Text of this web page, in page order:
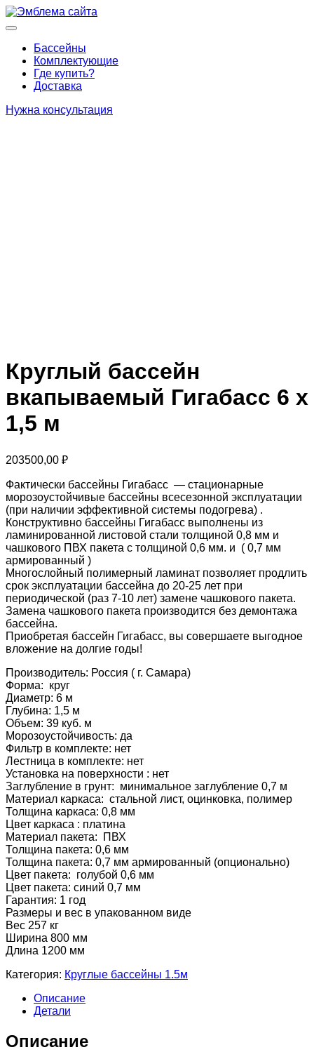
Перейти
к
Основное
Бассейны
Комплектующие
Где купить?
Доставка
Нужна консультация
Круглый бассейн
вкапываемый Гигабасс 6 х
1,5 м
203500,00 ₽
Фактически бассейны Гигабасс — стационарные
морозоустойчивые бассейны всесезонной эксплуатации
(при наличии эффективной системы подогрева) .
Конструктивно бассейны Гигабасс выполнены из
ламинированной листовой стали толщиной 0,8 мм и
чашкового ПВХ пакета с толщиной 0,6 мм. и ( 0,7 мм
армированный )
Многослойный полимерный ламинат позволяет продлить
срок эксплуатации бассейна до 20-25 лет при
периодической (раз 7-10 лет) замене чашкового пакета.
Замена чашкового пакета производится без демонтажа
бассейна.
Приобретая бассейн Гигабасс, вы совершаете выгодное
вложение на долгие годы!
Производитель: Россия ( г. Самара)
Форма: круг
Диаметр: 6 м
Глубина: 1,5 м
Объем: 39 куб. м
Морозоустойчивость: да
Фильтр в комплекте: нет
Лестница в комплекте: нет
Установка на поверхности : нет
Заглубление в грунт: минимальное заглубление 0,7 м
Материал каркаса: стальной лист, оцинковка, полимер
Толщина каркаса: 0,8 мм
Цвет каркаса : платина
Материал пакета: ПВХ
Толщина пакета: 0,6 мм
Толщина пакета: 0,7 мм армированный (опционально)
Цвет пакета: голубой 0,6 мм
Цвет пакета: синий 0,7 мм
Гарантия: 1 год
Размеры и вес в упакованном виде
Вес 257 кг
Ширина 800 мм
Длина 1200 мм
Категория: Круглые бассейны 1.5м
Описание
Детали
Описание